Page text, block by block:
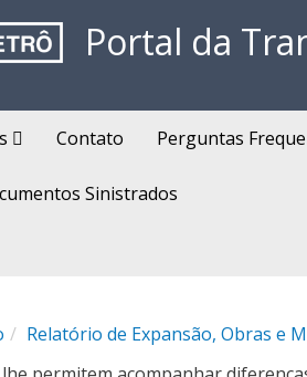
Portal da
Contato Perguntas
Sinistrados
Relatório de Expansão, Obras e